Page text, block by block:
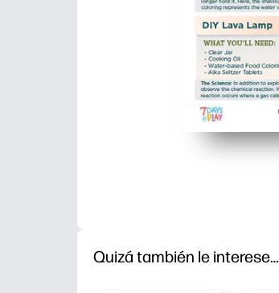
Quizá también le interese…